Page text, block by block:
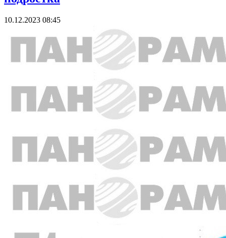
10.12.2023 08:45